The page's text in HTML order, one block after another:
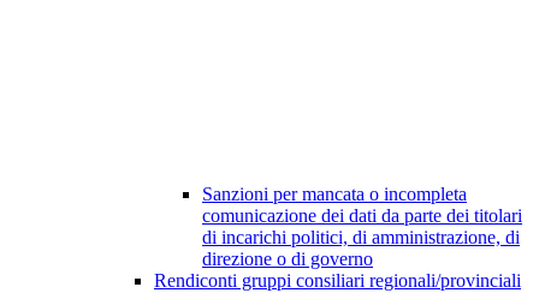
Sanzioni per mancata o incompleta
comunicazione dei dati da parte dei titolari
di incarichi politici, di amministrazione, di
direzione o di governo
Rendiconti gruppi consiliari regionali/provinciali